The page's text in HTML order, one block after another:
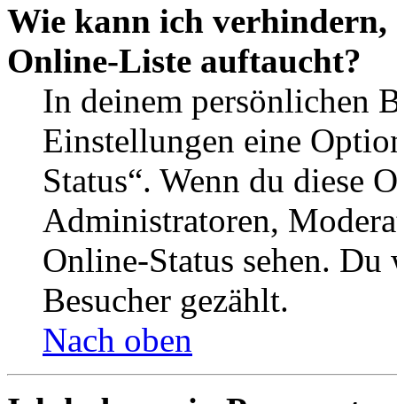
Wie kann ich verhindern,
Online-Liste auftaucht?
In deinem persönlichen
Einstellungen eine
Status“. Wenn du diese
Administratoren,
Online-Status sehen.
Besucher gezählt.
Nach oben